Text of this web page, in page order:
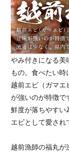
やみ付きになる美
もの。食べたい時
越前エビ（ガマエ
が強いのが特徴で
鮮度が落ちやすい
エビとして愛され
越前漁師の福丸が